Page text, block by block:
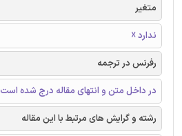
متغیر
ندارد ☓
رفرنس در ترجمه
در داخل متن و انتهای مقاله درج شده است
رشته و گرایش های مرتبط با این مقاله